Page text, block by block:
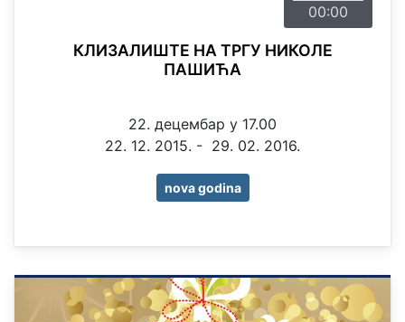
00:00
КЛИЗАЛИШТЕ НА ТРГУ НИКОЛЕ
ПАШИЋА
22. децембар у 17.00
22. 12. 2015. - 29. 02. 2016.
nova godina